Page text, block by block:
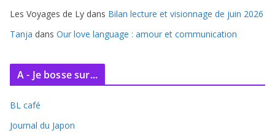
Les Voyages de Ly dans Bilan lecture et visionnage de juin 2026
Tanja dans Our love language : amour et communication
A - Je bosse sur...
BL café
Journal du Japon